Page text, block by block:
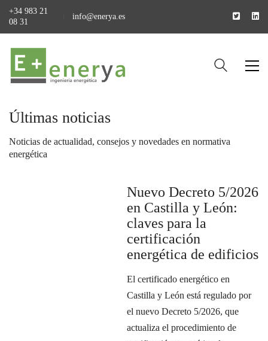
+34 983 21
08 31
info@enerya.es
Últimas noticias
Noticias de actualidad, consejos y novedades en normativa
energética
Nuevo Decreto 5/2026
en Castilla y León:
claves para la
certificación
energética de edificios
El certificado energético en
Castilla y León está regulado por
el nuevo Decreto 5/2026, que
actualiza el procedimiento de